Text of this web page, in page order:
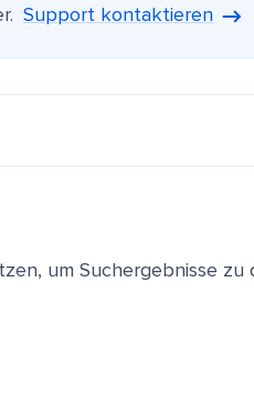
Support kontaktieren
um Suchergebnisse zu